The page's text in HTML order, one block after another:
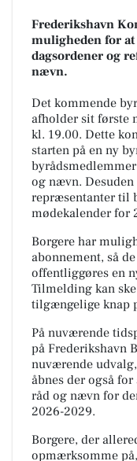
Frederikshavn
muligheden for
dagsordener og
nævn.
Det kommende
afholder sit første
kl. 19.00. Dette
starten på en ny
og nævn. Desuden
repræsentanter til
mødekalender for
Borgere har
abonnement, så
offentliggøres en
Tilmelding kan
tilgængelige knap
På nuværende
på Frederikshavn
nuværende
åbnes der også
råd og nævn for
2026-2029.
Borgere, der
opmærksomme